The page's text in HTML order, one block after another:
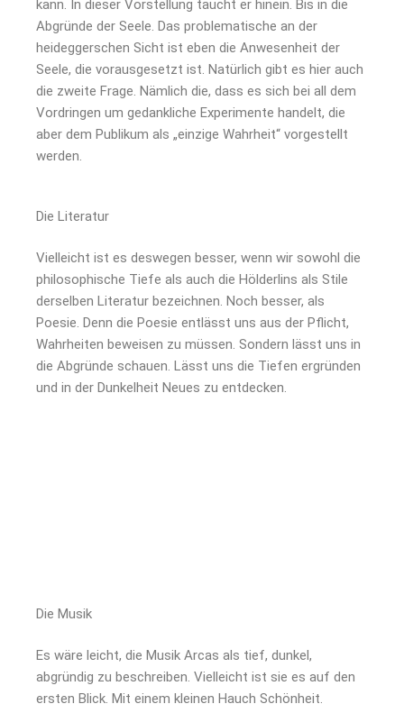
kann. In dieser Vorstellung taucht er hinein. Bis in die
Abgründe der Seele. Das problematische an der
heideggerschen Sicht ist eben die Anwesenheit der
Seele, die vorausgesetzt ist. Natürlich gibt es hier auch
die zweite Frage. Nämlich die, dass es sich bei all dem
Vordringen um gedankliche Experimente handelt, die
aber dem Publikum als „einzige Wahrheit“ vorgestellt
werden.
Die Literatur
Vielleicht ist es deswegen besser, wenn wir sowohl die
philosophische Tiefe als auch die Hölderlins als Stile
derselben Literatur bezeichnen. Noch besser, als
Poesie. Denn die Poesie entlässt uns aus der Pflicht,
Wahrheiten beweisen zu müssen. Sondern lässt uns in
die Abgründe schauen. Lässt uns die Tiefen ergründen
und in der Dunkelheit Neues zu entdecken.
Die Musik
Es wäre leicht, die Musik Arcas als tief, dunkel,
abgründig zu beschreiben. Vielleicht ist sie es auf den
ersten Blick. Mit einem kleinen Hauch Schönheit.